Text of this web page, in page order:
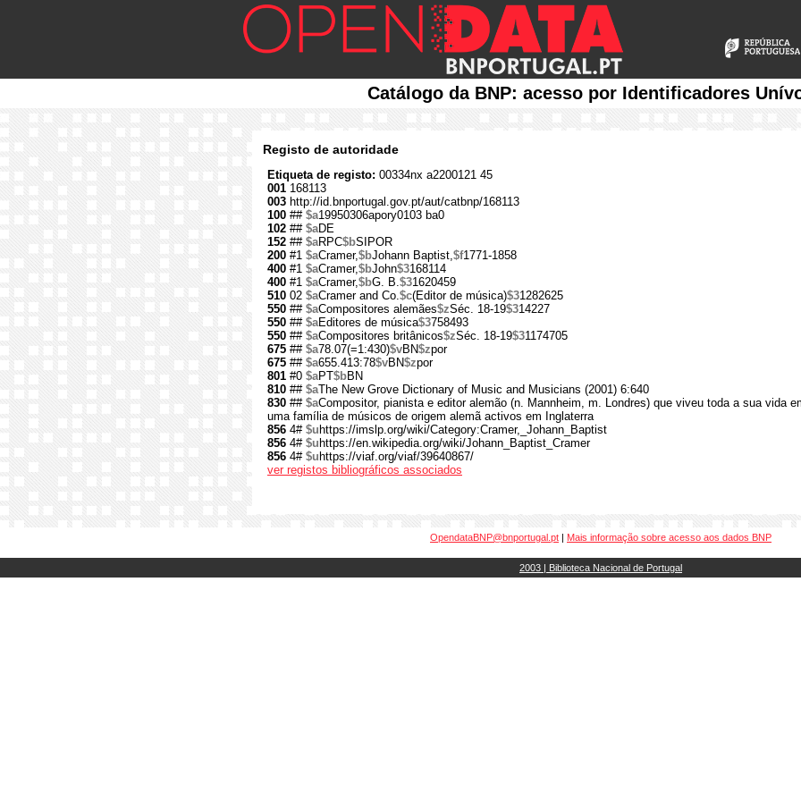
Catálogo da BNP: acesso por Identificadores
Registo de autoridade
Etiqueta de registo: 00334nx a2200121 45
001 168113
003 http://id.bnportugal.gov.pt/aut/catbnp/168113
100 ## $a19950306apory0103 ba0
102 ## $aDE
152 ## $aRPC$bSIPOR
200 #1 $aCramer,$bJohann Baptist,$f1771-1858
400 #1 $aCramer,$bJohn$3168114
400 #1 $aCramer,$bG. B.$31620459
510 02 $aCramer and Co.$c(Editor de música)$31282625
550 ## $aCompositores alemães$zSéc. 18-19$314227
550 ## $aEditores de música$3758493
550 ## $aCompositores britânicos$zSéc. 18-19$31174705
675 ## $a78.07(=1:430)$vBN$zpor
675 ## $a655.413:78$vBN$zpor
801 #0 $aPT$bBN
810 ## $aThe New Grove Dictionary of Music and Musicians (2001) 6:640
830 ## $aCompositor, pianista e editor alemão (n. Mannheim, m. Londres) que viveu toda a sua vida
uma família de músicos de origem alemã activos em Inglaterra
856 4# $u https://imslp.org/wiki/Category:Cramer,_Johann_Baptist
856 4# $u https://en.wikipedia.org/wiki/Johann_Baptist_Cramer
856 4# $u https://viaf.org/viaf/39640867/
ver registos bibliográficos associados
OpendataBNP@bnportugal.pt | Mais informação sobre acesso aos dados BNP
2003 | Biblioteca Nacional de Portugal